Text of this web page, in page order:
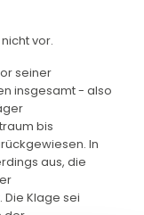
vor.
seiner
insgesamt - also
bis
In
aus, die
Klage sei